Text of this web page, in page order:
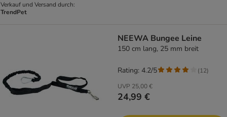
Verkauf und Versand durch:
TrendPet
NEEWA Bungee Leine
150 cm lang, 25 mm breit
UVP 25,00 €
24,99 €
Rating: 4.2/5 (12)